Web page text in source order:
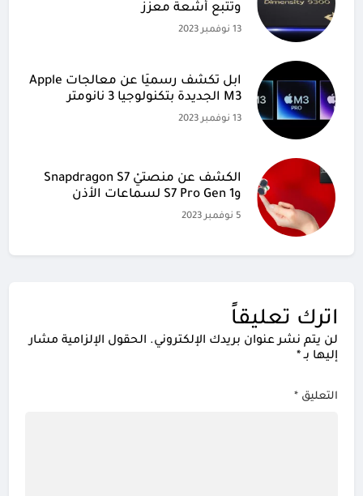
وتتبع أشعة معزز
13 نوفمبر 2023
آبل تكشف رسميًا عن معالجات Apple
M3 الجديدة بتكنولوجيا 3 نانومتر
13 نوفمبر 2023
الكشف عن منصتيْ Snapdragon S7
وS7 Pro Gen 1 لسماعات الأذن
5 نوفمبر 2023
اترك تعليقاً
لن يتم نشر عنوان بريدك الإلكتروني. الحقول الإلزامية مشار
إليها بـ*
التعليق *